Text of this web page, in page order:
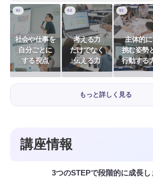
01
社会や仕事を
自分ごとに
する視点
02
考える力
だけでなく
伝える力
03
主体的に
挑む姿勢
行動する
もっと詳しく見る
講座情報
3つのSTEPで段階的に成長し